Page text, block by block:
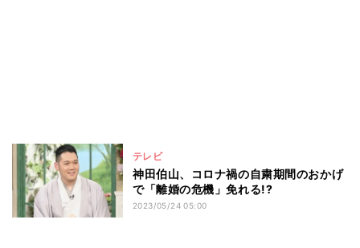
テレビ
神田伯山、コロナ禍の自粛期間のおかげ
で「離婚の危機」免れる!?
2023/05/24 05:00